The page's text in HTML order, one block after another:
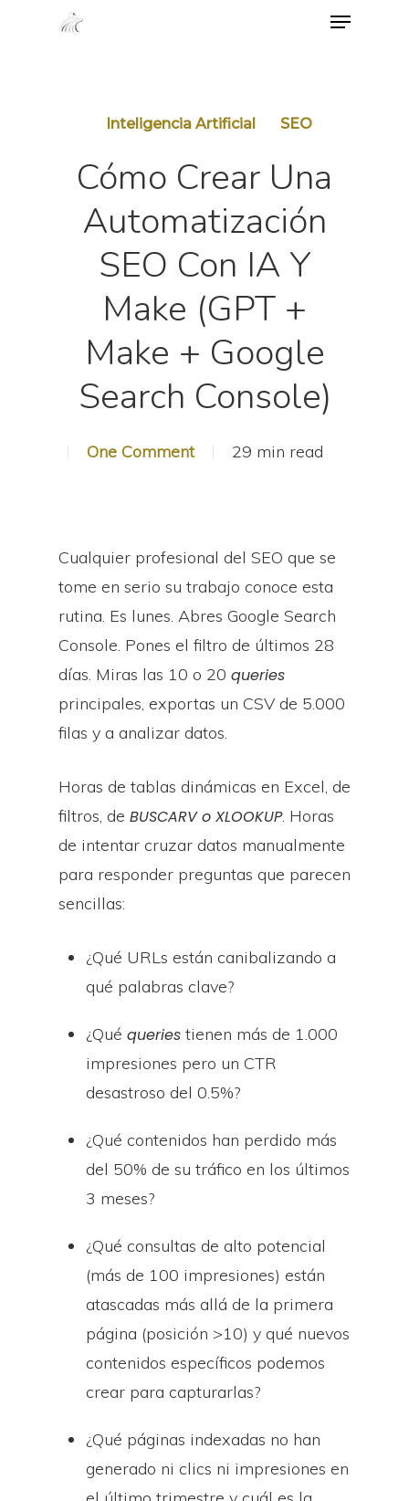
Menu
Inteligencia Artificial SEO
Cómo Crear Una
Automatización
SEO Con IA Y
Make (GPT +
Make + Google
Search Console)
One Comment 29 min read
Cualquier profesional del SEO que se
tome en serio su trabajo conoce esta
rutina. Es lunes. Abres Google Search
Console. Pones el filtro de últimos 28
días. Miras las 10 o 20 queries
principales, exportas un CSV de 5.000
filas y a analizar datos.
Horas de tablas dinámicas en Excel, de
filtros, de BUSCARV o XLOOKUP. Horas
de intentar cruzar datos manualmente
para responder preguntas que parecen
sencillas:
¿Qué URLs están canibalizando a
qué palabras clave?
¿Qué queries tienen más de 1.000
impresiones pero un CTR
desastroso del 0.5%?
¿Qué contenidos han perdido más
del 50% de su tráfico en los últimos
3 meses?
¿Qué consultas de alto potencial
(más de 100 impresiones) están
atascadas más allá de la primera
página (posición >10) y qué nuevos
contenidos específicos podemos
crear para capturarlas?
¿Qué páginas indexadas no han
generado ni clics ni impresiones en